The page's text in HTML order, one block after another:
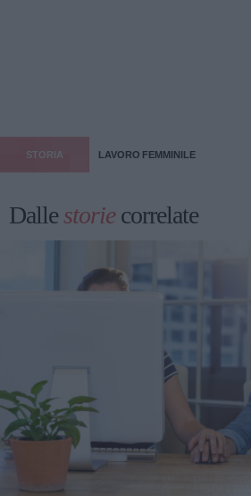
STORIA LAVORO FEMMINILE
Dallestoriecorrelate